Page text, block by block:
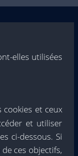
elles utilisées
et ceux
et utiliser
ci-dessous. Si
ces objectifs,